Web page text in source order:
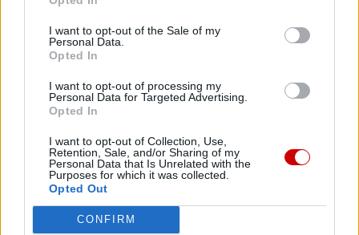
I want to opt-out of the Sale of my
Personal Data.
Opted In
I want to opt-out of processing my
Personal Data for Targeted Advertising.
Opted In
I want to opt-out of Collection, Use,
Retention, Sale, and/or Sharing of my
Personal Data that Is Unrelated with the
Purposes for which it was collected.
Opted Out
CONFIRM
www.vatican.va
TwitterMessengerWhatsApp
EmailCopy
Link
Print